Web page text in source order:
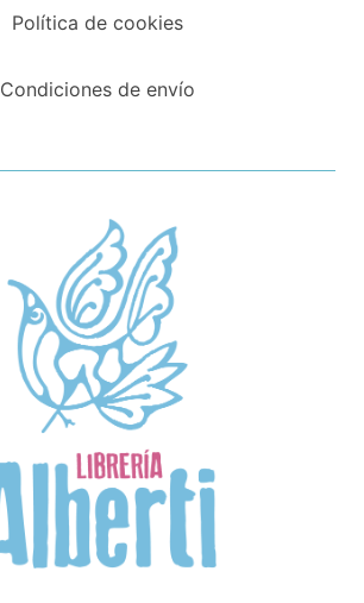
Política de cookies
Condiciones de envío